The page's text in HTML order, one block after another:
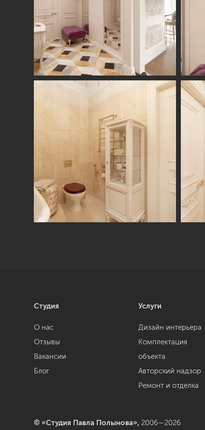
Студия
О нас
Отзывы
Вакансии
Блог
Услуги
Дизайн интерьера
Комплектация
объекта
Авторский надзор
Ремонт и отделка
© «Студия Павла Полынова», 2006—2026